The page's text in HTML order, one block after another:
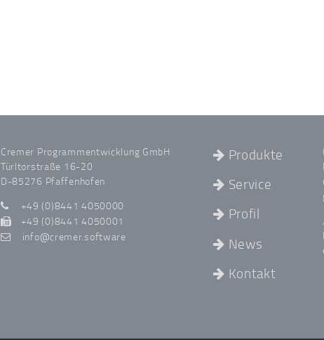
Cremer Programmentwicklung GmbH
Türltorstraße 16-20
D-85276 Pfaffenhofen
+49 (0)8441 4050000
+49 (0)8441 4050001
info
cremer.software
Produkte
Service
Profil
News
Kontakt